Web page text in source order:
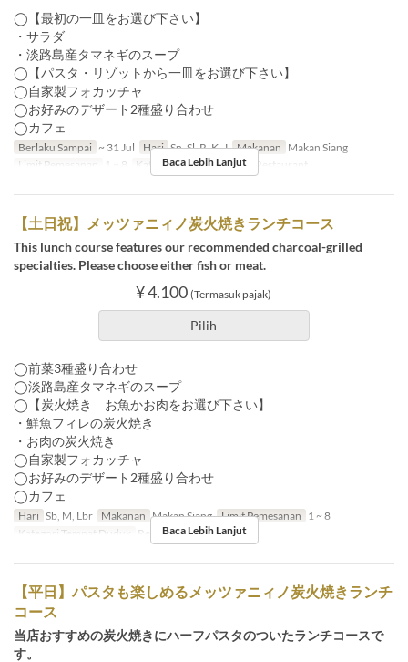
◯【最初の一皿をお選び下さい】
・サラダ
・淡路島産タマネギのスープ
◯【パスタ・リゾットから一皿をお選び下さい】
◯自家製フォカッチャ
◯お好みのデザート2種盛り合わせ
◯カフェ
Berlaku Sampai ~ 31 Jul Hari Sn, Sl, R, K, J Makanan Makan Siang
Limit Pemesanan
1 ~ 8 Kategori Tempat Duduk Restaurant
Baca Lebih Lanjut
【土日祝】メッツァニィノ炭火焼きランチコース
This lunch course features our recommended charcoal-grilled
specialties. Please choose either fish or meat.
¥ 4.100 (Termasuk pajak)
Pilih
◯前菜3種盛り合わせ
◯淡路島産タマネギのスープ
◯【炭火焼き お魚かお肉をお選び下さい】
・鮮魚フィレの炭火焼き
・お肉の炭火焼き
◯自家製フォカッチャ
◯お好みのデザート2種盛り合わせ
◯カフェ
Hari Sb, M, Lbr Makanan Makan Siang Limit Pemesanan 1 ~ 8
Kategori Tempat Duduk
Restaurant
Baca Lebih Lanjut
【平日】パスタも楽しめるメッツァニィノ炭火焼きランチ
コース
当店おすすめの炭火焼きにハーフパスタのついたランチコースで
す。